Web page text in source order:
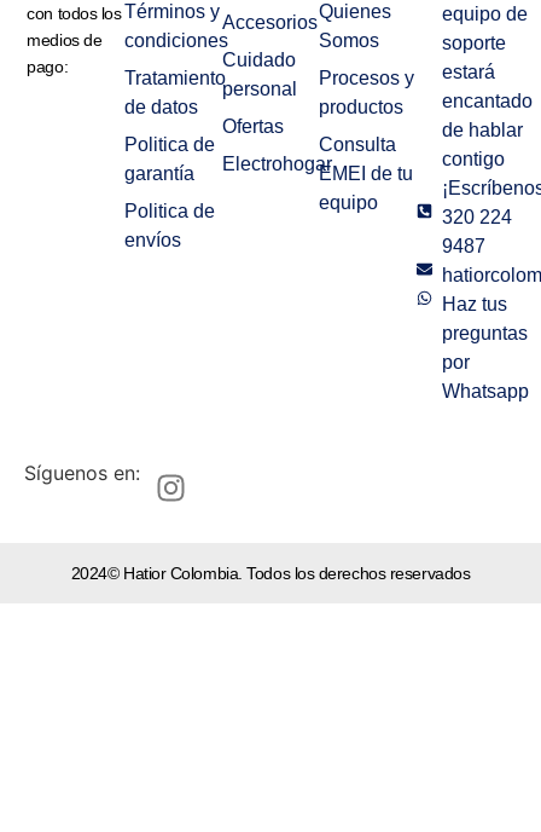
con todos los
medios de
pago:
Términos y
condiciones
Tratamiento
de datos
Politica de
garantía
Politica de
envíos
Accesorios
Cuidado
personal
Ofertas
Electrohogar
Quienes
Somos
Procesos y
productos
Consulta
EMEI de tu
equipo
equipo de
soporte
estará
encantado
de hablar
contigo
320 224
9487
Haz tus
preguntas
por
Whatsapp
Síguenos en:
2024© Hatior Colombia. Todos los derechos reservados